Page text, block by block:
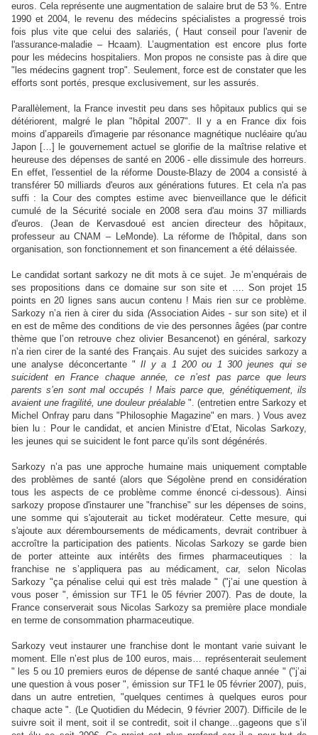
euros. Cela représente une augmentation de salaire brut de 53 %. Entre
1990 et 2004, le revenu des médecins spécialistes a progressé trois
fois plus vite que celui des salariés, ( Haut conseil pour l'avenir de
l'assurance-maladie – Hcaam). L’augmentation est encore plus forte
pour les médecins hospitaliers. Mon propos ne consiste pas à dire que
"les médecins gagnent trop". Seulement, force est de constater que les
efforts sont portés, presque exclusivement, sur les assurés.
Parallèlement, la France investit peu dans ses hôpitaux publics qui se
détériorent, malgré le plan "hôpital 2007". Il y a en France dix fois
moins d’appareils d'imagerie par résonance magnétique nucléaire qu'au
Japon […] le gouvernement actuel se glorifie de la maîtrise relative et
heureuse des dépenses de santé en 2006 - elle dissimule des horreurs.
En effet, l'essentiel de la réforme Douste-Blazy de 2004 a consisté à
transférer 50 milliards d'euros aux générations futures. Et cela n'a pas
suffi : la Cour des comptes estime avec bienveillance que le déficit
cumulé de la Sécurité sociale en 2008 sera d'au moins 37 milliards
d'euros. (Jean de Kervasdoué est ancien directeur des hôpitaux,
professeur au CNAM – LeMonde). La réforme de l'hôpital, dans son
organisation, son fonctionnement et son financement a été délaissée.
Le candidat sortant sarkozy ne dit mots à ce sujet. Je m’enquérais de
ses propositions dans ce domaine sur son site et …. Son projet 15
points en 20 lignes sans aucun contenu ! Mais rien sur ce problème.
Sarkozy n’a rien à cirer du sida (Association Aides - sur son site) et il
en est de même des conditions de vie des personnes âgées (par contre
thème que l’on retrouve chez olivier Besancenot) en général, sarkozy
n’a rien cirer de la santé des Français. Au sujet des suicides sarkozy a
une analyse déconcertante "Il y a 1 200 ou 1 300 jeunes qui se
suicident en France chaque année, ce n’est pas parce que leurs
parents s’en sont mal occupés ! Mais parce que, génétiquement, ils
avaient une fragilité, une douleur préalable ". (entretien entre Sarkozy et
Michel Onfray paru dans "Philosophie Magazine" en mars. ) Vous avez
bien lu : Pour le candidat, et ancien Ministre d’Etat, Nicolas Sarkozy,
les jeunes qui se suicident le font parce qu’ils sont dégénérés.
Sarkozy n’a pas une approche humaine mais uniquement comptable
des problèmes de santé (alors que Ségolène prend en considération
tous les aspects de ce problème comme énoncé ci-dessous). Ainsi
sarkozy propose d'instaurer une "franchise" sur les dépenses de soins,
une somme qui s'ajouterait au ticket modérateur. Cette mesure, qui
s'ajoute aux déremboursements de médicaments, devrait contribuer à
accroître la participation des patients. Nicolas Sarkozy se garde bien
de porter atteinte aux intérêts des firmes pharmaceutiques : la
franchise ne s’appliquera pas au médicament, car, selon Nicolas
Sarkozy "ça pénalise celui qui est très malade " ("j’ai une question à
vous poser ", émission sur TF1 le 05 février 2007). Pas de doute, la
France conserverait sous Nicolas Sarkozy sa première place mondiale
en terme de consommation pharmaceutique.
Sarkozy veut instaurer une franchise dont le montant varie suivant le
moment. Elle n’est plus de 100 euros, mais… représenterait seulement
" les 5 ou 10 premiers euros de dépense de santé chaque année " ("j’ai
une question à vous poser ", émission sur TF1 le 05 février 2007), puis,
dans un autre entretien, "quelques centimes à quelques euros pour
chaque acte ". (Le Quotidien du Médecin, 9 février 2007). Difficile de le
suivre soit il ment, soit il se contredit, soit il change…gageons que s’il